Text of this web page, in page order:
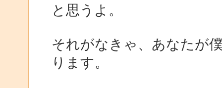
と思うよ。
それがなきゃ、あなたが
ります。